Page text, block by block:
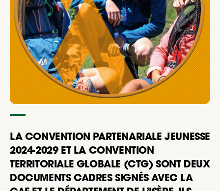
LA CONVENTION PARTENARIALE JEUNESSE
2024-2029 ET LA CONVENTION
TERRITORIALE GLOBALE (CTG) SONT DEUX
DOCUMENTS CADRES SIGNÉS AVEC LA